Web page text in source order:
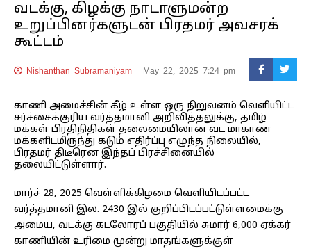
வடக்கு, கிழக்கு நாடாளுமன்ற
உறுப்பினர்களுடன் பிரதமர் அவசரக்
கூட்டம்
Nishanthan Subramaniyam May 22, 2025 7:24 pm
காணி அமைச்சின் கீழ் உள்ள ஒரு நிறுவனம் வெளியிட்ட
சர்ச்சைக்குரிய வர்த்தமானி அறிவித்தலுக்கு, தமிழ்
மக்கள் பிரதிநிதிகள் தலைமையிலான வட மாகாண
மக்களிடமிருந்து கடும் எதிர்ப்பு எழுந்த நிலையில்,
பிரதமர் திடீரென இந்தப் பிரச்சினையில்
தலையிட்டுள்ளார்.
மார்ச் 28, 2025 வெள்ளிக்கிழமை வெளியிடப்பட்ட
வர்த்தமானி இல. 2430 இல் குறிப்பிடப்பட்டுள்ளமைக்கு
அமைய, வடக்கு கடலோரப் பகுதியில் சுமார் 6,000 ஏக்கர்
காணியின் உரிமை மூன்று மாதங்களுக்குள்